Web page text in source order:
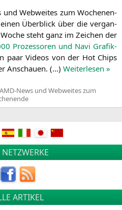
und Web­wei­tes zum Wochen­en­
Über­blick über die ver­gan­
steht ganz im Zei­chen der
Pro­zes­so­ren und Navi Gra­fik­
paar Vide­os von der Hot Chips
Anschau­en. (…) Wei­ter­le­sen »
Tags:
AMD-News und Webweites zum
ARTIKEL